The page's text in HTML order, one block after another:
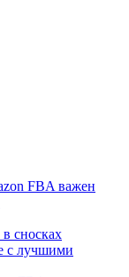
FBA важен
сносках
с лучшими